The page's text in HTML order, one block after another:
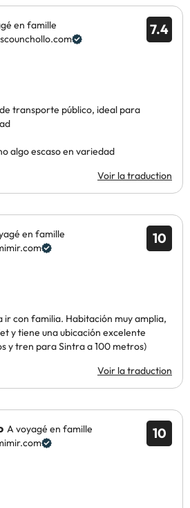
7.4
en famille
transporte público, ideal para
algo escaso en variedad
Voir la traduction
10
en famille
con familia. Habitación muy amplia,
y tiene una ubicación excelente
y tren para Sintra a 100 metros)
Voir la traduction
10
A voyagé en famille